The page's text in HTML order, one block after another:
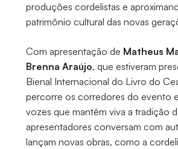
produções cordelistas e
patrimônio cultural das novas
Com apresentação de Matheus
Brenna Araújo, que estiveram
Bienal Internacional do Livro do
percorre os corredores do evento
vozes que mantêm viva a tradição
apresentadores conversam com
lançam novas obras, como a